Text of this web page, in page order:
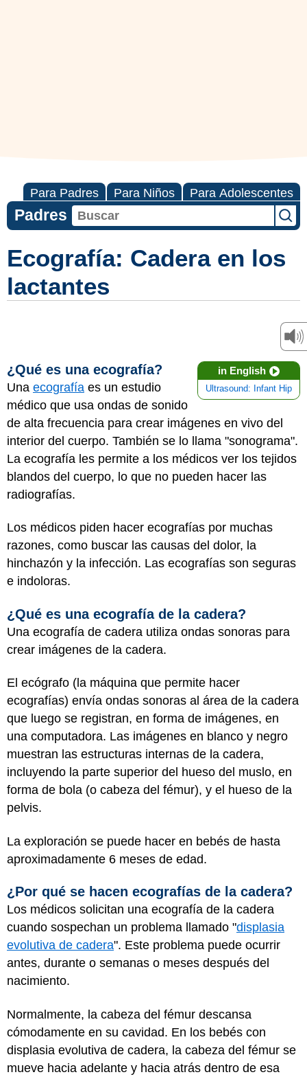
Para Padres Para Niños Para Adolescentes
Padres
Ecografía: Cadera en los
lactantes
in English
Ultrasound: Infant Hip
¿Qué es una ecografía?
Una ecografía es un estudio
médico que usa ondas de sonido
de alta frecuencia para crear imágenes en vivo del
interior del cuerpo. También se lo llama "sonograma".
La ecografía les permite a los médicos ver los tejidos
blandos del cuerpo, lo que no pueden hacer las
radiografías.
Los médicos piden hacer ecografías por muchas
razones, como buscar las causas del dolor, la
hinchazón y la infección. Las ecografías son seguras
e indoloras.
¿Qué es una ecografía de la cadera?
Una ecografía de cadera utiliza ondas sonoras para
crear imágenes de la cadera.
El ecógrafo (la máquina que permite hacer
ecografías) envía ondas sonoras al área de la cadera
que luego se registran, en forma de imágenes, en
una computadora. Las imágenes en blanco y negro
muestran las estructuras internas de la cadera,
incluyendo la parte superior del hueso del muslo, en
forma de bola (o cabeza del fémur), y el hueso de la
pelvis.
La exploración se puede hacer en bebés de hasta
aproximadamente 6 meses de edad.
¿Por qué se hacen ecografías de la cadera?
Los médicos solicitan una ecografía de la cadera
cuando sospechan un problema llamado "displasia
evolutiva de cadera". Este problema puede ocurrir
antes, durante o semanas o meses después del
nacimiento.
Normalmente, la cabeza del fémur descansa
cómodamente en su cavidad. En los bebés con
displasia evolutiva de cadera, la cabeza del fémur se
mueve hacia adelante y hacia atrás dentro de esa